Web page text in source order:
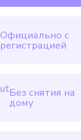
Официально с
регистрацией
Без снятия на
дому